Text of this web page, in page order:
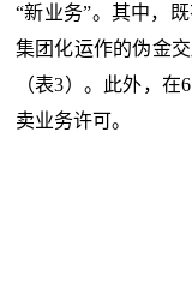
“新业务”。其中，
集团化运作的伪金
（表3）。此外，
卖业务许可。